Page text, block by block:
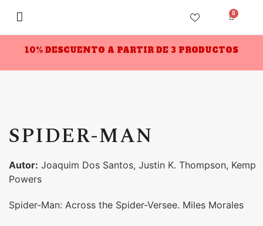
0
10% DESCUENTO A PARTIR DE 3 PRODUCTOS
SPIDER-MAN
Autor: Joaquim Dos Santos, Justin K. Thompson, Kemp
Powers
Spider-Man: Across the Spider-Versee. Miles Morales